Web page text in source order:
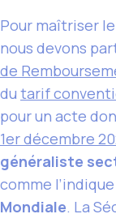
Pour maîtriser
nous devons
de
du tarif
pour un acte
1er décembre
généraliste
comme
Mondiale. La